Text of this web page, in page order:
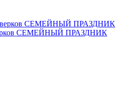
СЕМЕЙНЫЙ ПРАЗДНИК